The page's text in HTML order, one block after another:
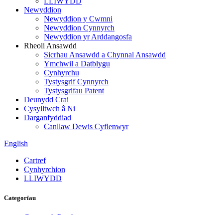
Newyddion
Newyddion y Cwmni
Newyddion Cynnyrch
Newyddion yr Arddangosfa
Rheoli Ansawdd
Sicrhau Ansawdd a Chynnal Ansawdd
Ymchwil a Datblygu
Cynhyrchu
Tystysgrif Cynnyrch
Tystysgrifau Patent
Deunydd Crai
Cysylltwch â Ni
Darganfyddiad
Canllaw Dewis Cyflenwyr
English
Cartref
Cynhyrchion
LLIWYDD
Categorïau